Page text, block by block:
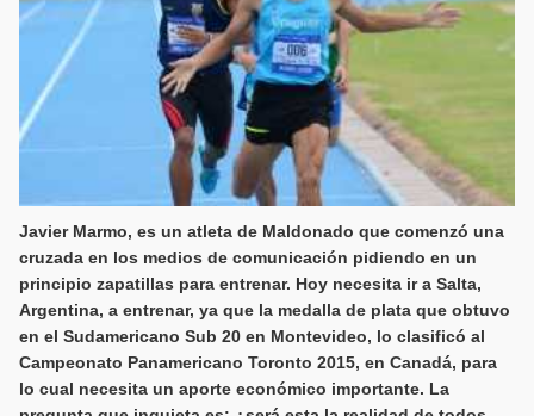
Javier Marmo, es un atleta de Maldonado que comenzó una
cruzada en los medios de comunicación pidiendo en un
principio zapatillas para entrenar. Hoy necesita ir a Salta,
Argentina, a entrenar, ya que la medalla de plata que obtuvo
en el Sudamericano Sub 20 en Montevideo, lo clasificó al
Campeonato Panamericano Toronto 2015, en Canadá, para
lo cual necesita un aporte económico importante. La